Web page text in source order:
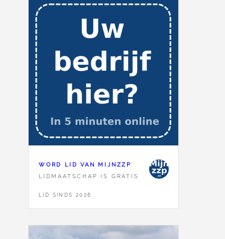
WORD LID VAN MIJNZZP
LIDMAATSCHAP IS GRATIS
LID SINDS 2026